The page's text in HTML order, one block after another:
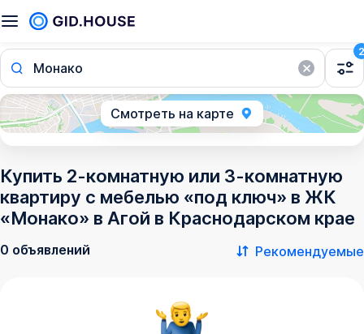
Монако
2
Смотреть на карте
Купить 2-комнатную или 3-комнатную
квартиру с мебелью «под ключ» в ЖК
«Монако» в Агой в Краснодарском крае
0 объявлений Рекомендуемые